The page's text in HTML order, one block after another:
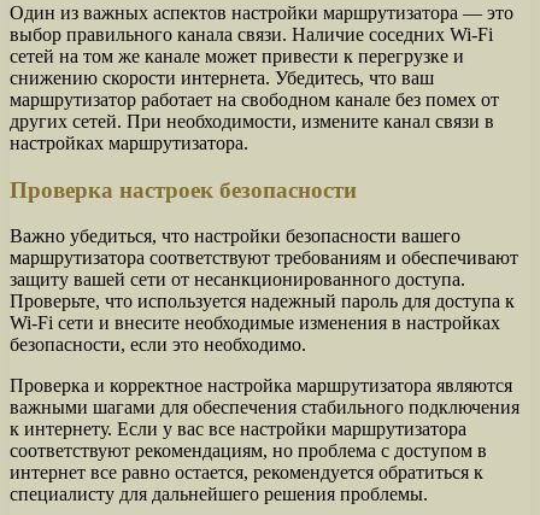
Один из важных аспектов настройки маршрутизатора — это
выбор правильного канала связи. Наличие соседних Wi-Fi
сетей на том же канале может привести к перегрузке и
снижению скорости интернета. Убедитесь, что ваш
маршрутизатор работает на свободном канале без помех от
других сетей. При необходимости, измените канал связи в
настройках маршрутизатора.
Проверка настроек безопасности
Важно убедиться, что настройки безопасности вашего
маршрутизатора соответствуют требованиям и обеспечивают
защиту вашей сети от несанкционированного доступа.
Проверьте, что используется надежный пароль для доступа к
Wi-Fi сети и внесите необходимые изменения в настройках
безопасности, если это необходимо.
Проверка и корректное настройка маршрутизатора являются
важными шагами для обеспечения стабильного подключения
к интернету. Если у вас все настройки маршрутизатора
соответствуют рекомендациям, но проблема с доступом в
интернет все равно остается, рекомендуется обратиться к
специалисту для дальнейшего решения проблемы.